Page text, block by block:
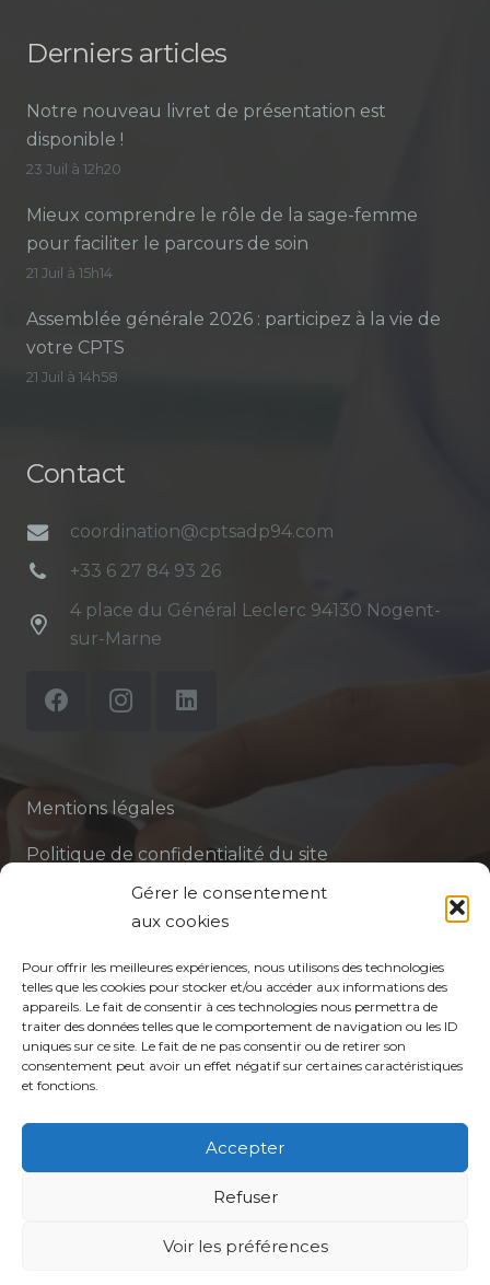
Gérer le consentement
aux cookies
Pour offrir les meilleures expériences, nous utilisons des technologies
telles que les cookies pour stocker et/ou accéder aux informations des
appareils. Le fait de consentir à ces technologies nous permettra de
traiter des données telles que le comportement de navigation ou les ID
uniques sur ce site. Le fait de ne pas consentir ou de retirer son
consentement peut avoir un effet négatif sur certaines caractéristiques
et fonctions.
Accepter
Refuser
Voir les préférences
Derniers articles
Notre nouveau livret de présentation est
disponible !
23 Juil à 12h20
Mieux comprendre le rôle de la sage-femme
pour faciliter le parcours de soin
21 Juil à 15h14
Assemblée générale 2026 : participez à la vie de
votre CPTS
21 Juil à 14h58
Contact
coordination@cptsadp94.com
+33 6 27 84 93 26
4 place du Général Leclerc 94130 Nogent-
sur-Marne
Mentions légales
Politique de confidentialité du site
Politique de protection des données de la CPTS
Votre CPTS
Professionnels de santé